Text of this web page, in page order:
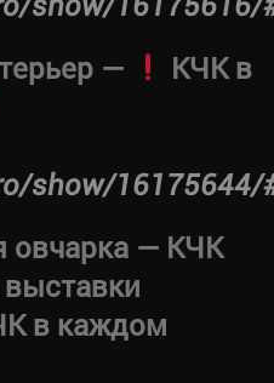
—
КЧК в
show/16175644/
овчарка — КЧК
выставки
в каждом